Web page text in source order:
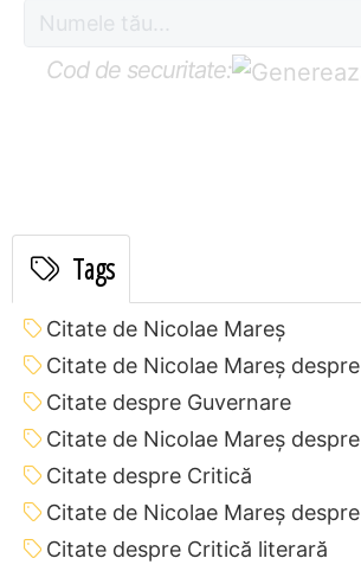
Cod de securitate:
Tags
Citate de Nicolae Mareș
Citate de Nicolae Mareș
Citate despre Guvernare
Citate de Nicolae Mareș
Citate despre Critică
Citate de Nicolae Mareș
Citate despre Critică literară